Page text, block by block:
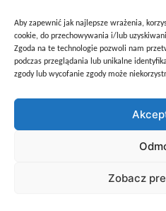
Aby zapewnić jak najlepsze wrażenia,
cookie, do przechowywania i/lub
Zgoda na te technologie pozwoli nam
podczas przeglądania lub unikalne
zgody lub wycofanie zgody może
Zobacz
wyślij pismo ogólne
gov.pl
Copyright © Zespół Szkół i